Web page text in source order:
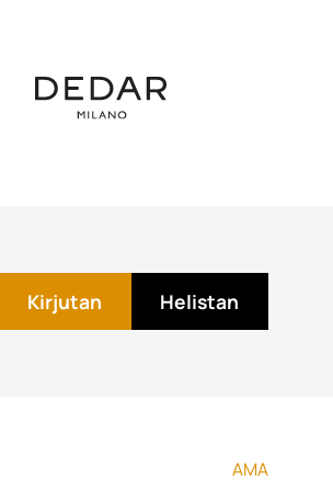
Kirjutan Helistan
AMA